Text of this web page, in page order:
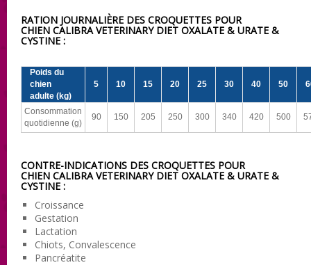
RATION JOURNALIÈRE DES CROQUETTES POUR
CHIEN CALIBRA VETERINARY DIET OXALATE & URATE &
CYSTINE :
Poids du
chien
adulte (kg)
5 10 15 20 25 30 40 50
Consommation
quotidienne (g)
90 150 205 250 300 340 420 500
CONTRE-INDICATIONS DES CROQUETTES POUR
CHIEN CALIBRA VETERINARY DIET OXALATE & URATE &
CYSTINE :
Croissance
Gestation
Lactation
Chiots, Convalescence
Pancréatite